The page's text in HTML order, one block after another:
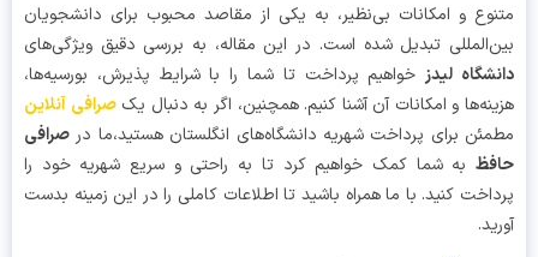
و امکانات بی‌نظیر، به یکی از مقاصد محبوب برای دانشجویان
تبدیل شده است. در این مقاله، به بررسی دقیق ویژگی‌های
لیدزخواهیم پرداخت تا شما را با شرایط پذیرش، بورسیه‌ها،
و امکانات آن آشنا کنیم. همچنین، اگر به دنبال یکصرافی آنلاین
برای پرداخت شهریه دانشگاه‌های انگلستان هستید،ما درصرافی
به شما کمک خواهیم کرد تا به راحتی و سریع شهریه خود را
کنید. با ما همراه باشید تا اطلاعات کاملی را در این زمینه بدست